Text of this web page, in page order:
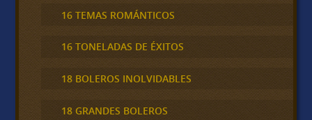
16 TEMAS ROMÁNTICOS
16 TONELADAS DE ÉXITOS
18 BOLEROS INOLVIDABLES
18 GRANDES BOLEROS